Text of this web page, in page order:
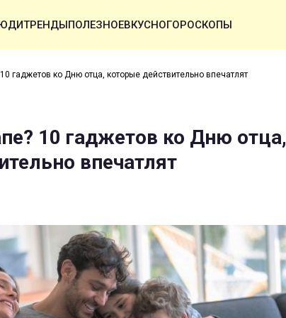
ТРЕНДЫПОЛЕЗНОЕВКУСНОГОРОСКОПЫ
гаджетов ко Дню отца, которые действительно впечатлят
10 гаджетов ко Дню отца,
впечатлят